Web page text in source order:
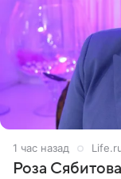
1 час назад
Роза